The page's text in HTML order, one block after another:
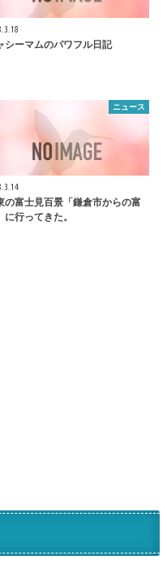
シーマムのパワフル日記
ニュース
の富士見百景「鎌倉市からの富
に行ってきた。